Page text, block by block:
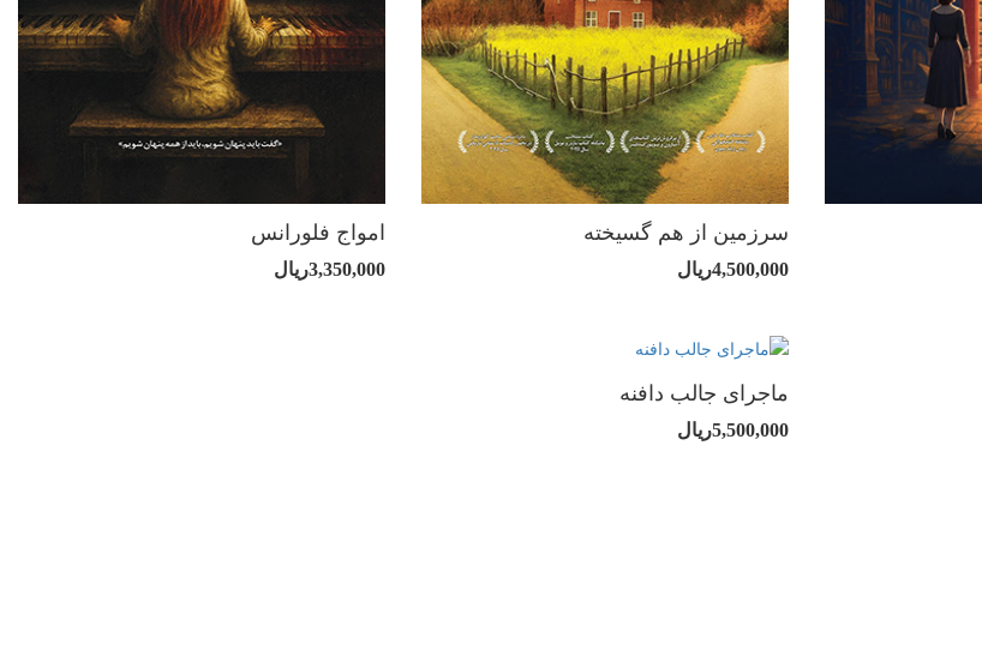
سرزمین از هم گسیخته
4,500,000ریال
امواج فلورانس
3,350,000ریال
ماجرای جالب دافنه
5,500,000ریال